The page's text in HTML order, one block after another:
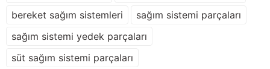
bereket sağım sistemleri
sağım sistemi parçaları
sağım sistemi yedek parçaları
süt sağım sistemi parçaları